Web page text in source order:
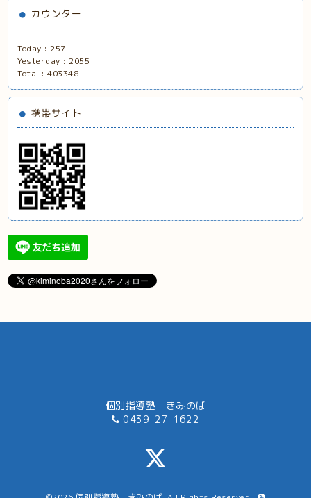
カウンター
Today :257
Yesterday :2055
Total :403348
携帯サイト
個別指導塾 きみのば
0439-27-1622